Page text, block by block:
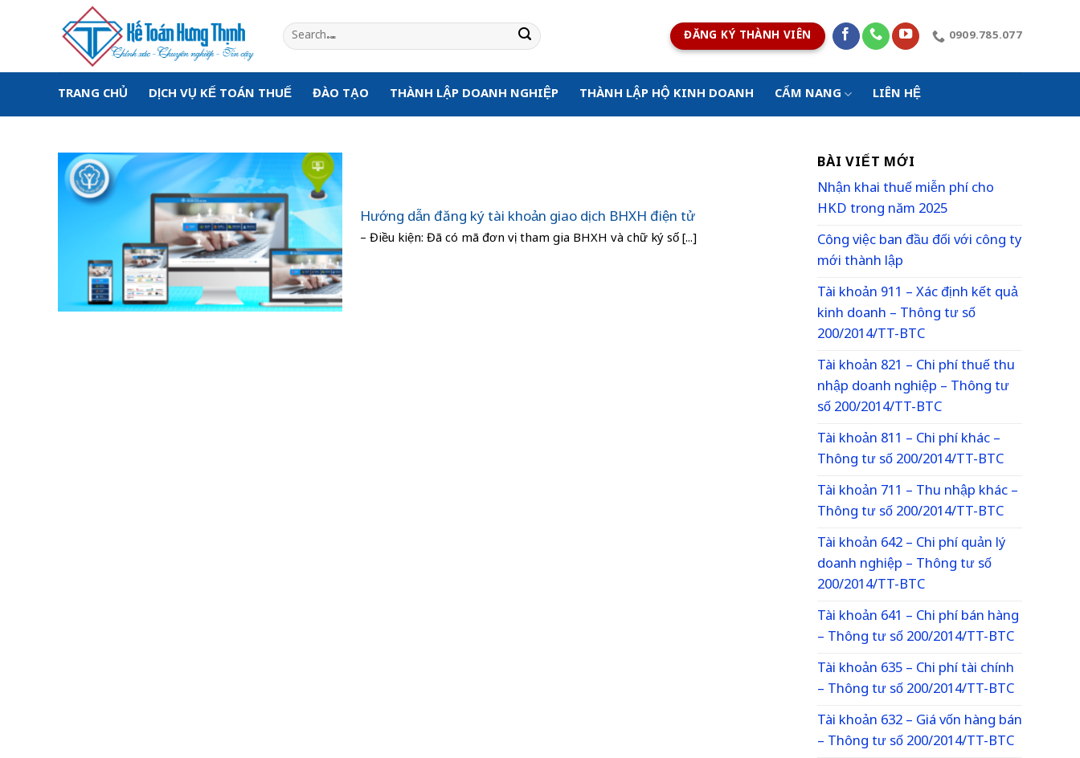
ĐĂNG KÝ THÀNH VIÊN 0909.785.077
TRANG CHỦ DỊCH VỤ KẾ TOÁN THUẾ ĐÀO TẠO THÀNH LẬP DOANH NGHIỆP THÀNH LẬP HỘ KINH DOANH CẨM NANG LIÊN HỆ
Hướng dẫn đăng ký tài khoản giao dịch BHXH điện tử
– Điều kiện: Đã có mã đơn vị tham gia BHXH và chữ ký số [...]
BÀI VIẾT MỚI
Nhận khai thuế miễn phí cho
HKD trong năm 2025
Công việc ban đầu đối với công ty
mới thành lập
Tài khoản 911 – Xác định kết quả
kinh doanh – Thông tư số
200/2014/TT-BTC
Tài khoản 821 – Chi phí thuế thu
nhập doanh nghiệp – Thông tư
số 200/2014/TT-BTC
Tài khoản 811 – Chi phí khác –
Thông tư số 200/2014/TT-BTC
Tài khoản 711 – Thu nhập khác –
Thông tư số 200/2014/TT-BTC
Tài khoản 642 – Chi phí quản lý
doanh nghiệp – Thông tư số
200/2014/TT-BTC
Tài khoản 641 – Chi phí bán hàng
– Thông tư số 200/2014/TT-BTC
Tài khoản 635 – Chi phí tài chính
– Thông tư số 200/2014/TT-BTC
Tài khoản 632 – Giá vốn hàng bán
– Thông tư số 200/2014/TT-BTC